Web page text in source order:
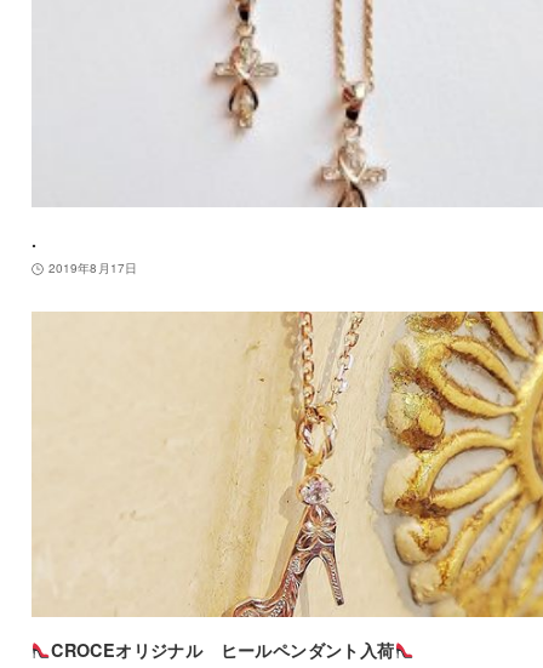
.
2019年8月17日
CROCEオリジナル ヒールペンダント入荷